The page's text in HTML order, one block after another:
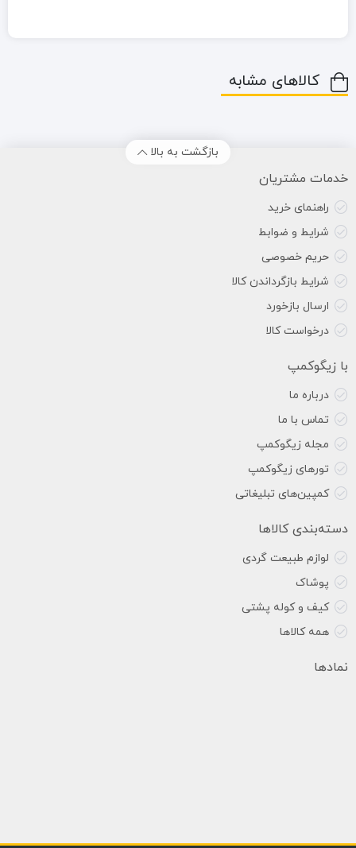
کالاهای مشابه
بازگشت به بالا
خدمات مشتریان
راهنمای خرید
شرایط و ضوابط
حریم خصوصی
شرایط بازگرداندن کالا
ارسال بازخورد
درخواست کالا
با زیگوکمپ
درباره ما
تماس با ما
مجله زیگوکمپ
تورهای زیگوکمپ
کمپین‌های تبلیغاتی
دسته‌بندی کالاها
لوازم طبیعت گردی
پوشاک
کیف و کوله پشتی
همه کالاها
نمادها